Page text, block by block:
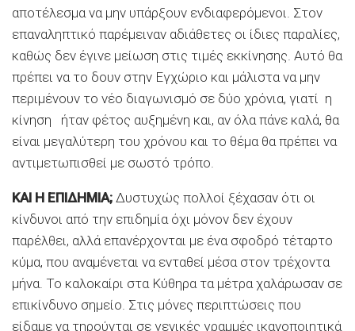
αποτέλεσμα να μην υπάρξουν ενδιαφερόμενοι. Στον
επαναληπτικό παρέμειναν αδιάθετες οι ίδιες παραλίες,
καθώς δεν έγινε μείωση στις τιμές εκκίνησης. Αυτό θα
πρέπει να το δουν στην Εγχώριο και μάλιστα να μην
περιμένουν το νέο διαγωνισμό σε δύο χρόνια, γιατί η
κίνηση ήταν φέτος αυξημένη και, αν όλα πάνε καλά, θα
είναι μεγαλύτερη του χρόνου και το θέμα θα πρέπει να
αντιμετωπισθεί με σωστό τρόπο.
ΚΑΙ Η ΕΠΙΔΗΜΙΑ; Δυστυχώς πολλοί ξέχασαν ότι οι
κίνδυνοι από την επιδημία όχι μόνον δεν έχουν
παρέλθει, αλλά επανέρχονται με ένα σφοδρό τέταρτο
κύμα, που αναμένεται να ενταθεί μέσα στον τρέχοντα
μήνα. Το καλοκαίρι στα Κύθηρα τα μέτρα χαλάρωσαν σε
επικίνδυνο σημείο. Στις μόνες περιπτώσεις που
είδαμε να τηρούνται σε γενικές γραμμές ικανοποιητικά